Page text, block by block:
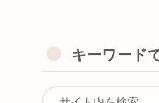
キーワード